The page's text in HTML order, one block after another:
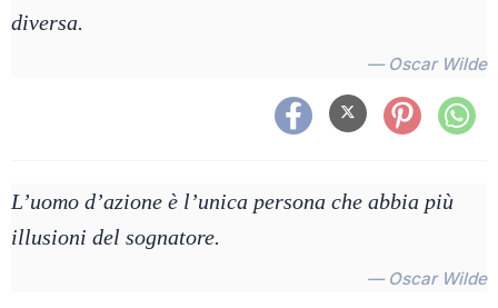
diversa.
— Oscar Wilde
L’uomo d’azione è l’unica persona che abbia più
illusioni del sognatore.
— Oscar Wilde